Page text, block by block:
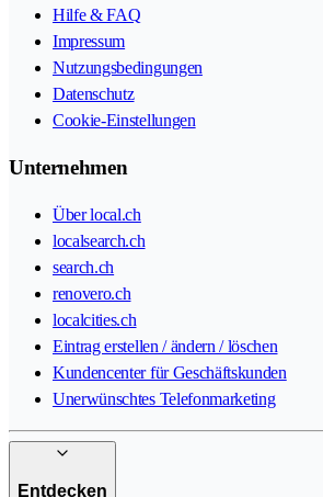
Hilfe & FAQ
Impressum
Nutzungsbedingungen
Datenschutz
Cookie-Einstellungen
Unternehmen
Über local.ch
localsearch.ch
search.ch
renovero.ch
localcities.ch
Eintrag erstellen / ändern / löschen
Kundencenter für Geschäftskunden
Unerwünschtes Telefonmarketing
Entdecken